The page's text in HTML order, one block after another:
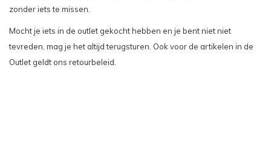
zonder iets te missen.
Mocht je iets in de outlet gekocht hebben en je bent niet niet
tevreden, mag je het altijd terugsturen. Ook voor de artikelen in de
Outlet geldt ons retourbeleid.